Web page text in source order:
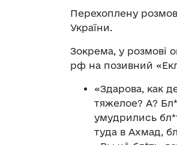
Перехоплену
України.
Зокрема, у розмові
рф на позивний
«Здарова, как
тяжелое? А?
умудрились
туда в Ахмад,